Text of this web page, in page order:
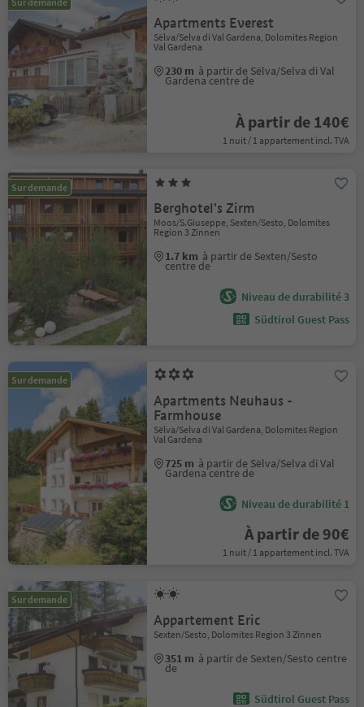
Apartments Everest
Sëlva/Selva di Val Gardena, Dolomites Region
Val Gardena
230 m à partir de Sëlva/Selva di Val
Gardena centre de
À partir de 140€
1 nuit / 1 appartement incl. TVA
Sur demande
Berghotel's Zirm
Moos/S.Giuseppe, Sexten/Sesto, Dolomites
Region 3 Zinnen
1.7 km à partir de Sexten/Sesto
centre de
Niveau de durabilité 3
Südtirol Guest Pass
Sur demande
Apartments Neuhaus -
Farmhouse
Sëlva/Selva di Val Gardena, Dolomites Region
Val Gardena
725 m à partir de Sëlva/Selva di Val
Gardena centre de
Niveau de durabilité 1
À partir de 90€
1 nuit / 1 appartement incl. TVA
Sur demande
Appartement Eric
Sexten/Sesto, Dolomites Region 3 Zinnen
351 m à partir de Sexten/Sesto centre
de
Südtirol Guest Pass